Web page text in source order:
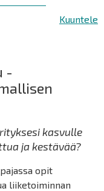
Kuuntele
-
kasvulle
ja kestävää?
opit
liiketoiminnan